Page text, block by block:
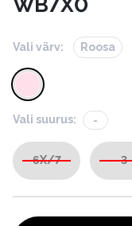
Vali värv: Roosa
Vali suurus: -
6X/7 3